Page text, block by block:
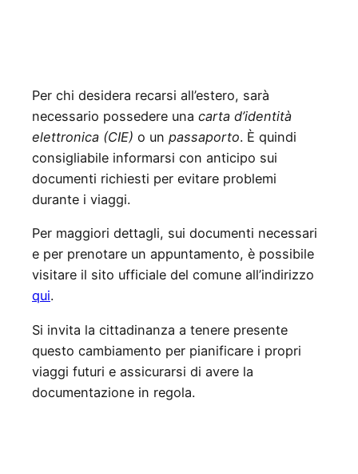
Per chi desidera recarsi all’estero, sarà
necessario possedere una carta d’identità
elettronica (CIE) o un passaporto. È quindi
consigliabile informarsi con anticipo sui
documenti richiesti per evitare problemi
durante i viaggi.
Per maggiori dettagli, sui documenti necessari
e per prenotare un appuntamento, è possibile
visitare il sito ufficiale del comune all’indirizzo
qui.
Si invita la cittadinanza a tenere presente
questo cambiamento per pianificare i propri
viaggi futuri e assicurarsi di avere la
documentazione in regola.